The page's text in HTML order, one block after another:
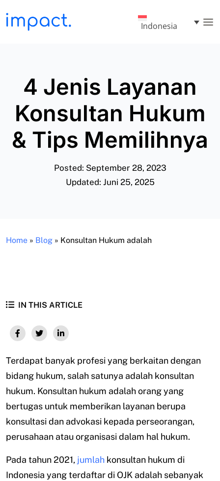
Indonesia
4 Jenis Layanan
Konsultan Hukum
& Tips Memilihnya
Posted: September 28, 2023
Updated: Juni 25, 2025
Home » Blog » Konsultan Hukum adalah
IN THIS ARTICLE
Terdapat banyak profesi yang berkaitan dengan
bidang hukum, salah satunya adalah konsultan
hukum. Konsultan hukum adalah orang yang
bertugas untuk memberikan layanan berupa
konsultasi dan advokasi kepada perseorangan,
perusahaan atau organisasi dalam hal hukum.
Pada tahun 2021, jumlah konsultan hukum di
Indonesia yang terdaftar di OJK adalah sebanyak